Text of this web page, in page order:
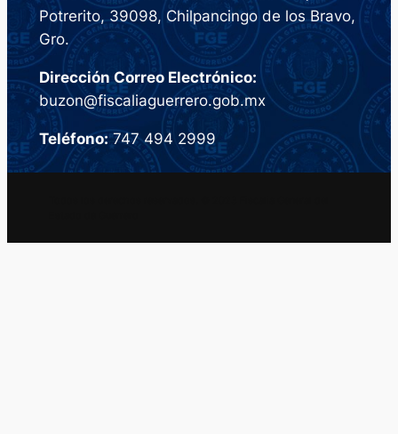
Potrerito, 39098, Chilpancingo de los Bravo,
Gro.
Dirección Correo Electrónico:
buzon@fiscaliaguerrero.gob.mx
Teléfono:747 494 2999